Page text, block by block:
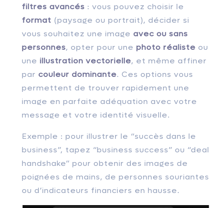
filtres avancés : vous pouvez choisir le
format (paysage ou portrait), décider si
vous souhaitez une image avec ou sans
personnes, opter pour une photo réaliste ou
une illustration vectorielle, et même affiner
par couleur dominante. Ces options vous
permettent de trouver rapidement une
image en parfaite adéquation avec votre
message et votre identité visuelle.
Exemple : pour illustrer le “succès dans le
business”, tapez “business success” ou “deal
handshake” pour obtenir des images de
poignées de mains, de personnes souriantes
ou d’indicateurs financiers en hausse.